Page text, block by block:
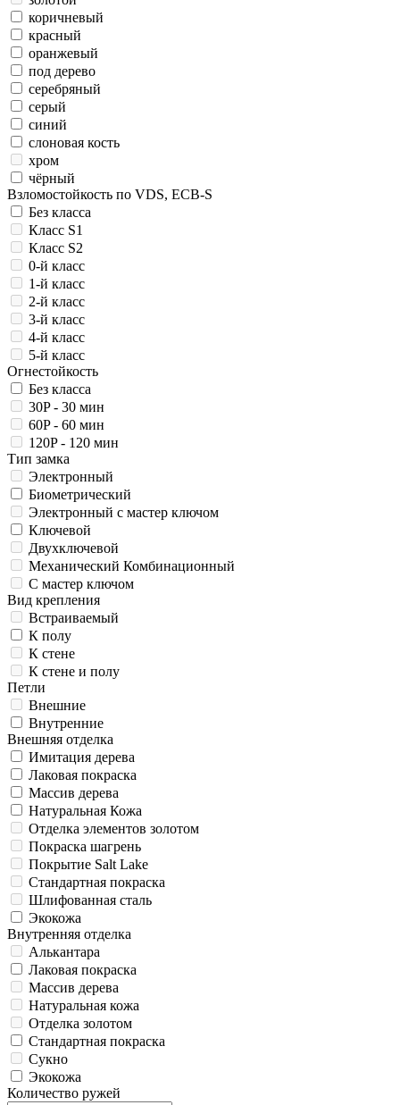
коричневый
красный
оранжевый
под дерево
серебряный
серый
синий
слоновая кость
хром
чёрный
Взломостойкость по VDS, ECB-S
Без класса
Класс S1
Класс S2
0-й класс
1-й класс
2-й класс
3-й класс
4-й класс
5-й класс
Огнестойкость
Без класса
30P - 30 мин
60P - 60 мин
120P - 120 мин
Тип замка
Электронный
Биометрический
Электронный с мастер ключом
Ключевой
Двухключевой
Механический Комбинационный
С мастер ключом
Вид крепления
Встраиваемый
К полу
К стене
К стене и полу
Петли
Внешние
Внутренние
Внешняя отделка
Имитация дерева
Лаковая покраска
Массив дерева
Натуральная Кожа
Отделка элементов золотом
Покраска шагрень
Покрытие Salt Lake
Стандартная покраска
Шлифованная сталь
Экокожа
Внутренняя отделка
Алькантара
Лаковая покраска
Массив дерева
Натуральная кожа
Отделка золотом
Стандартная покраска
Сукно
Экокожа
Количество ружей